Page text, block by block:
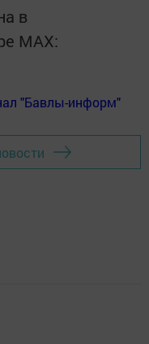
в
MАХ:
"Бавлы-информ"